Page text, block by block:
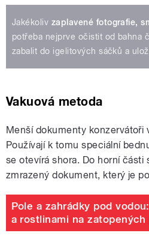
Jakékoliv zaplavené fotografie,
potřeba nejprve očistit od bahna
zabalit do igelitových sáčků a
Vakuová metoda
Menší dokumenty konzervátoři
Používají k tomu speciální
se otevírá shora. Do horní části
zmrazený dokument, který je
Pole a zahrádky pod
a rostlinami na